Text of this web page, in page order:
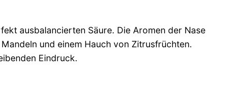
ausbalancierten Säure. Die Aromen der Nase
und einem Hauch von Zitrusfrüchten.
Eindruck.